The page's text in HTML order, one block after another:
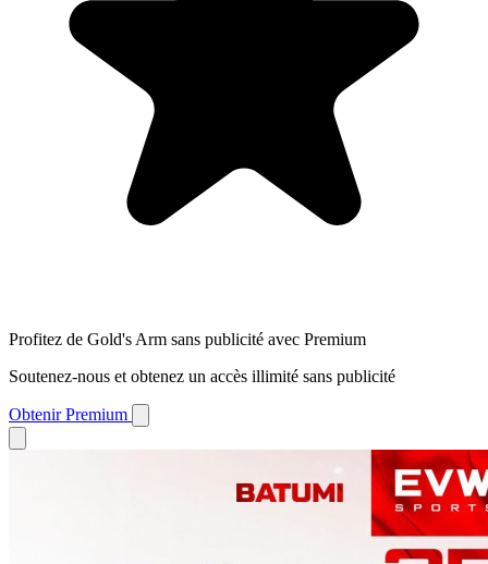
Profitez de Gold's Arm sans publicité avec Premium
Soutenez-nous et obtenez un accès illimité sans publicité
Obtenir Premium